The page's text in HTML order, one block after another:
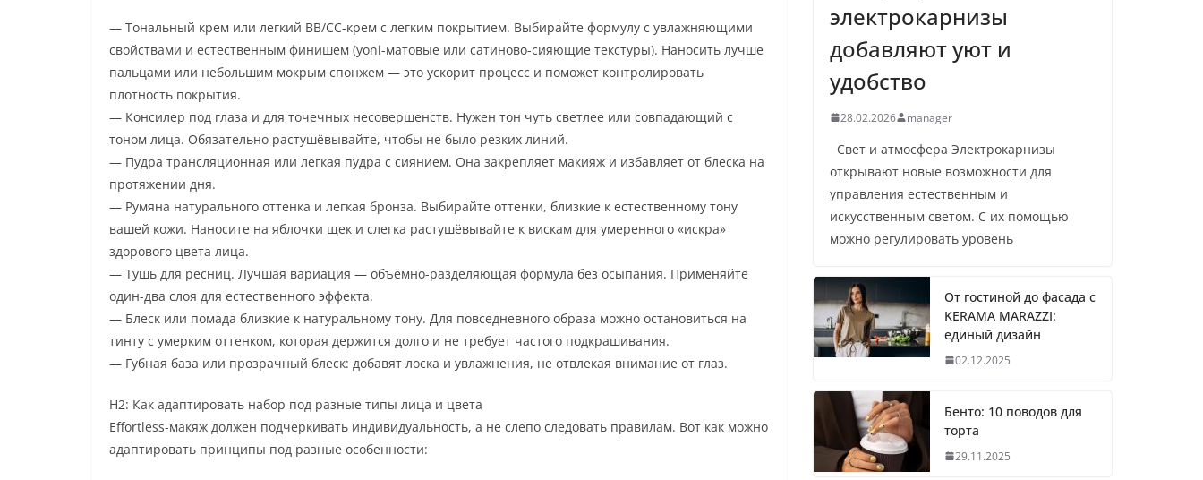
— Тональный крем или легкий BB/CC-крем с легким покрытием. Выбирайте формулу с увлажняющими
свойствами и естественным финишем (yoni-матовые или сатиново-сияющие текстуры). Наносить лучше
пальцами или небольшим мокрым спонжем — это ускорит процесс и поможет контролировать
плотность покрытия.
— Консилер под глаза и для точечных несовершенств. Нужен тон чуть светлее или совпадающий с
тоном лица. Обязательно растушёвывайте, чтобы не было резких линий.
— Пудра трансляционная или легкая пудра с сиянием. Она закрепляет макияж и избавляет от блеска на
протяжении дня.
— Румяна натурального оттенка и легкая бронза. Выбирайте оттенки, близкие к естественному тону
вашей кожи. Наносите на яблочки щек и слегка растушёвывайте к вискам для умеренного «искра»
здорового цвета лица.
— Тушь для ресниц. Лучшая вариация — объёмно-разделяющая формула без осыпания. Применяйте
один-два слоя для естественного эффекта.
— Блеск или помада близкие к натуральному тону. Для повседневного образа можно остановиться на
тинту с умерким оттенком, которая держится долго и не требует частого подкрашивания.
— Губная база или прозрачный блеск: добавят лоска и увлажнения, не отвлекая внимание от глаз.
H2: Как адаптировать набор под разные типы лица и цвета
Effortless-макяж должен подчеркивать индивидуальность, а не слепо следовать правилам. Вот как можно
адаптировать принципы под разные особенности:
электрокарнизы
добавляют уют и
удобство
28.02.2026 manager
Свет и атмосфера Электрокарнизы
открывают новые возможности для
управления естественным и
искусственным светом. С их помощью
можно регулировать уровень
От гостиной до фасада с
KERAMA MARAZZI:
единый дизайн
02.12.2025
Бенто: 10 поводов для
торта
29.11.2025